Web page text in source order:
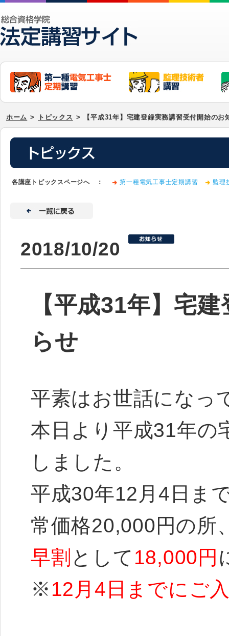
ホーム > トピックス > 【平成31年】宅建登録実務講習受付開始のお
各講座トピックスページへ ： 第一種電気工事士定期講習 監理
2018/10/20
【平成31年】宅
らせ
平素はお世話になっ
本日より平成31年の
しました。
平成30年12月4日ま
常価格20,000円の所
早割 として 18,000円
※ 12月4日までにご